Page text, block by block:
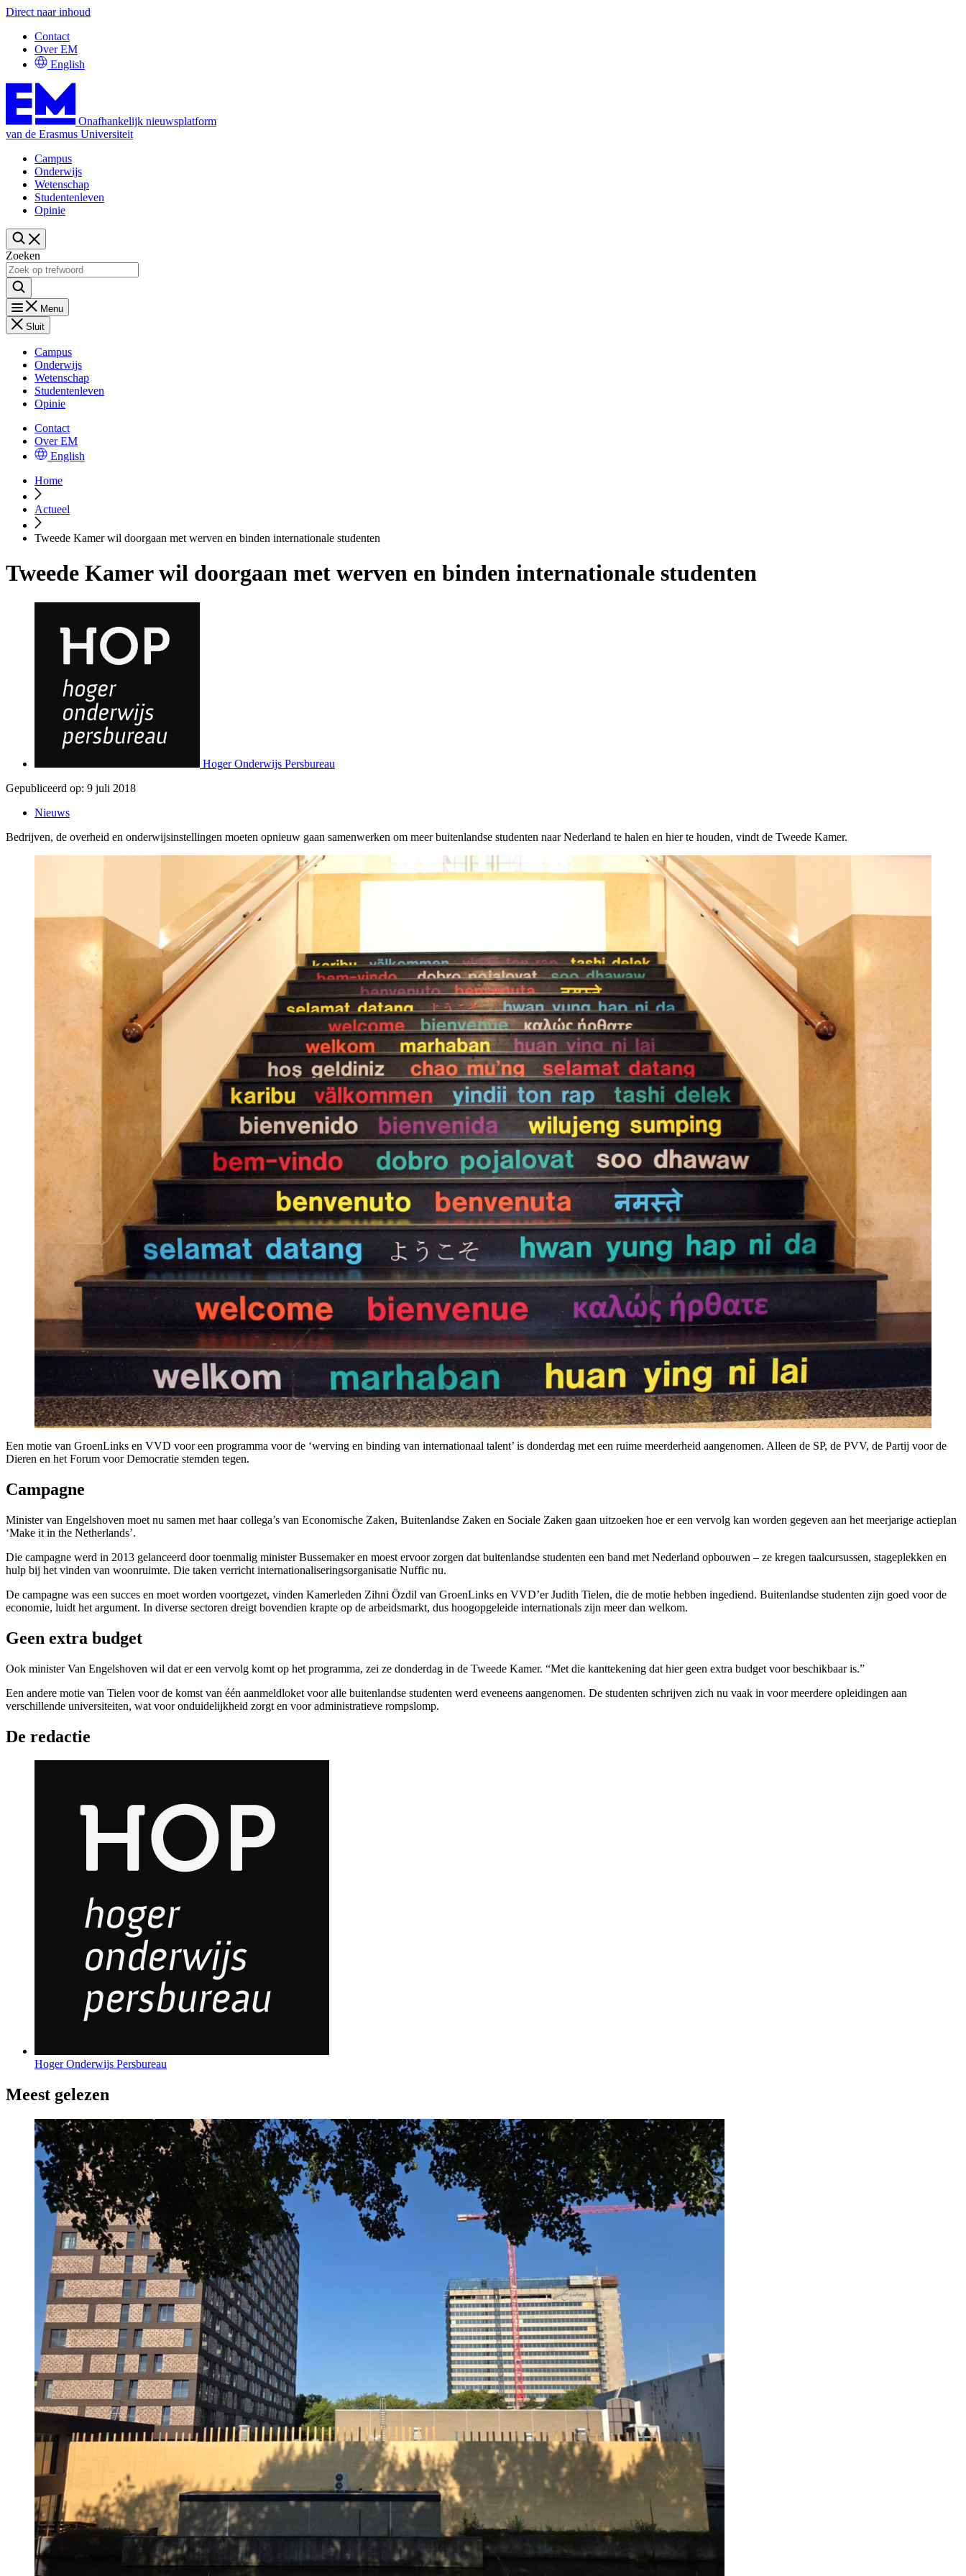
Direct naar inhoud
Contact
Over EM
English
Onafhankelijk nieuwsplatform
van de Erasmus Universiteit
Campus
Onderwijs
Wetenschap
Studentenleven
Opinie
Zoeken
Menu
Sluit
Campus
Onderwijs
Wetenschap
Studentenleven
Opinie
Contact
Over EM
English
Home
Actueel
Tweede Kamer wil doorgaan met werven en binden internationale studenten
Tweede Kamer wil doorgaan met werven en binden internationale studenten
Hoger Onderwijs Persbureau
Gepubliceerd op: 9 juli 2018
Nieuws
Bedrijven, de overheid en onderwijsinstellingen moeten opnieuw gaan samenwerken om meer buitenlandse studenten naar Nederland te halen en hier te houden, vindt de Tweede Kamer.
Een motie van GroenLinks en VVD voor een programma voor de ‘werving en binding van internationaal talent’ is donderdag met een ruime meerderheid aangenomen. Alleen de SP, de PVV, de Partij voor de
Dieren en het Forum voor Democratie stemden tegen.
Campagne
Minister van Engelshoven moet nu samen met haar collega’s van Economische Zaken, Buitenlandse Zaken en Sociale Zaken gaan uitzoeken hoe er een vervolg kan worden gegeven aan het meerjarige actieplan
‘Make it in the Netherlands’.
Die campagne werd in 2013 gelanceerd door toenmalig minister Bussemaker en moest ervoor zorgen dat buitenlandse studenten een band met Nederland opbouwen – ze kregen taalcursussen, stageplekken en
hulp bij het vinden van woonruimte. Die taken verricht internationaliseringsorganisatie Nuffic nu.
De campagne was een succes en moet worden voortgezet, vinden Kamerleden Zihni Özdil van GroenLinks en VVD’er Judith Tielen, die de motie hebben ingediend. Buitenlandse studenten zijn goed voor de
economie, luidt het argument. In diverse sectoren dreigt bovendien krapte op de arbeidsmarkt, dus hoogopgeleide internationals zijn meer dan welkom.
Geen extra budget
Ook minister Van Engelshoven wil dat er een vervolg komt op het programma, zei ze donderdag in de Tweede Kamer. “Met die kanttekening dat hier geen extra budget voor beschikbaar is.”
Een andere motie van Tielen voor de komst van één aanmeldloket voor alle buitenlandse studenten werd eveneens aangenomen. De studenten schrijven zich nu vaak in voor meerdere opleidingen aan
verschillende universiteiten, wat voor onduidelijkheid zorgt en voor administratieve rompslomp.
De redactie
Hoger Onderwijs Persbureau
Meest gelezen